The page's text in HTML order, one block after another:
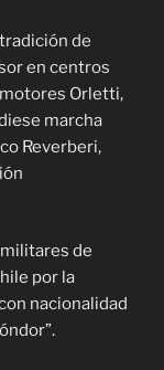
de
en centros
Orletti,
marcha
Reverberi,
de
por la
nacionalidad